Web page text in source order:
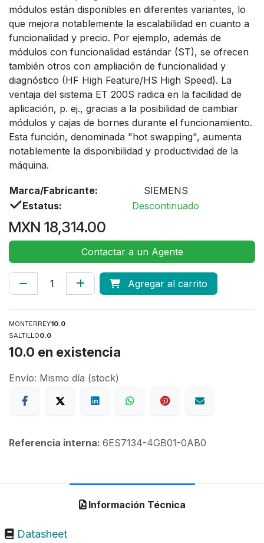
módulos están disponibles en diferentes variantes, lo
que mejora notablemente la escalabilidad en cuanto a
funcionalidad y precio. Por ejemplo, además de
módulos con funcionalidad estándar (ST), se ofrecen
también otros con ampliación de funcionalidad y
diagnóstico (HF High Feature/HS High Speed). La
ventaja del sistema ET 200S radica en la facilidad de
aplicación, p. ej., gracias a la posibilidad de cambiar
módulos y cajas de bornes durante el funcionamiento.
Esta función, denominada "hot swapping", aumenta
notablemente la disponibilidad y productividad de la
máquina.
Marca/Fabricante:
SIEMENS
Estatus:
Descontinuado
MXN 18,314.00
Contactar a un Agente
Agregar al carrito
MONTERREY10.0
SALTILLO0.0
10.0 en existencia
Envío: Mismo día (stock)
Referencia interna: 6ES7134-4GB01-0AB0
Información Técnica
Datasheet